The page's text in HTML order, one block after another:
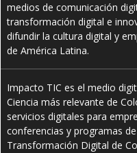
medios de comunicación
transformación digital e
difundir la cultura digital y
de América Latina.
Impacto TIC es el medio
Ciencia más relevante de
servicios digitales para
conferencias y programas
Transformación Digital de